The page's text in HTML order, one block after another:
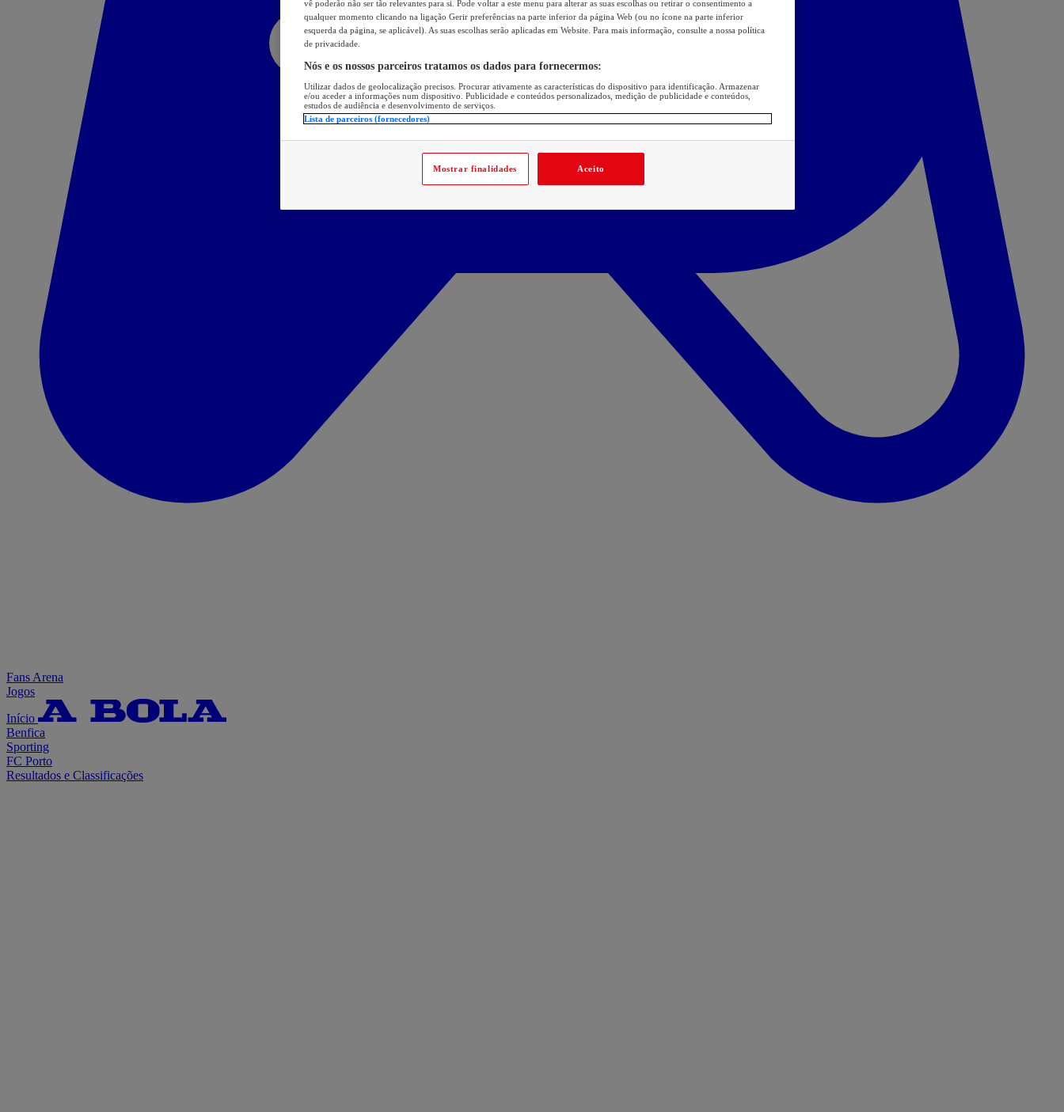
Fans Arena
Jogos
Início
Benfica
Sporting
FC Porto
Resultados e Classificações
vê poderão não ser tão relevantes para si. Pode voltar a este menu para alterar as suas escolhas ou retirar o consentimento a
qualquer momento clicando na ligação Gerir preferências na parte inferior da página Web (ou no ícone na parte inferior
esquerda da página, se aplicável). As suas escolhas serão aplicadas em Website. Para mais informação, consulte a nossa política
de privacidade.
Nós e os nossos parceiros tratamos os dados para fornecermos:
Utilizar dados de geolocalização precisos. Procurar ativamente as características do dispositivo para identificação. Armazenar
e/ou aceder a informações num dispositivo. Publicidade e conteúdos personalizados, medição de publicidade e conteúdos,
estudos de audiência e desenvolvimento de serviços.
Lista de parceiros (fornecedores)
Mostrar finalidades Aceito